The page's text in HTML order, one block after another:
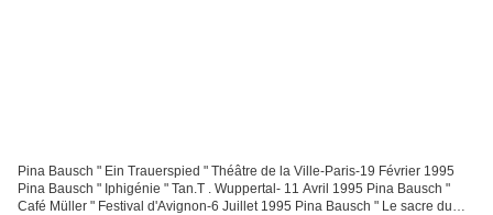
Pina Bausch " Ein Trauerspied " Théâtre de la Ville-Paris-19 Février 1995
Pina Bausch " Iphigénie " Tan.T . Wuppertal- 11 Avril 1995 Pina Bausch "
Café Müller " Festival d'Avignon-6 Juillet 1995 Pina Bausch " Le sacre du